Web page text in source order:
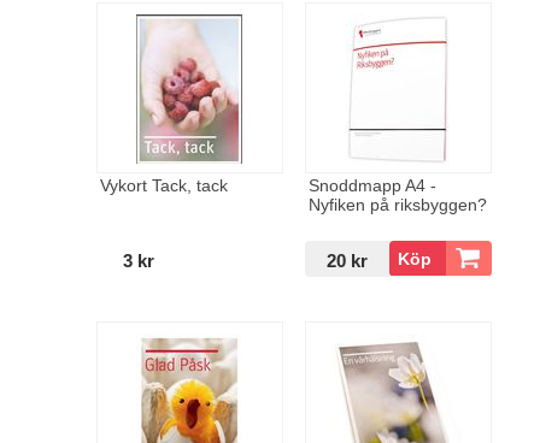
Vykort Tack, tack
3 kr
Snoddmapp A4 -
Nyfiken på riksbyggen?
20 kr